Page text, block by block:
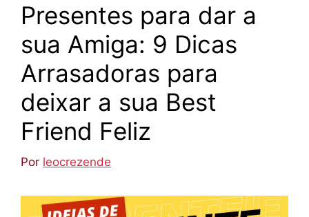
Presentes para dar a
sua Amiga: 9 Dicas
Arrasadoras para
deixar a sua Best
Friend Feliz
Por leocrezende